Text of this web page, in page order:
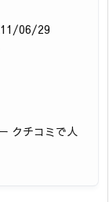
06/29
クチコミで人